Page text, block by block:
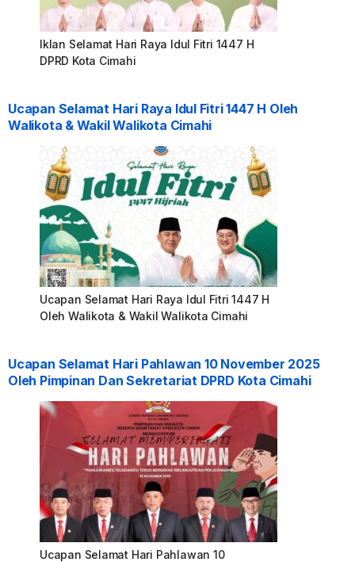
Iklan Selamat Hari Raya Idul Fitri 1447 H
DPRD Kota Cimahi
Ucapan Selamat Hari Raya Idul Fitri 1447 H Oleh
Walikota & Wakil Walikota Cimahi
Ucapan Selamat Hari Raya Idul Fitri 1447 H
Oleh Walikota & Wakil Walikota Cimahi
Ucapan Selamat Hari Pahlawan 10 November 2025
Oleh Pimpinan Dan Sekretariat DPRD Kota Cimahi
Ucapan Selamat Hari Pahlawan 10